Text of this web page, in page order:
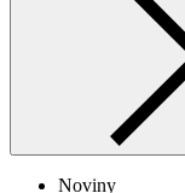
Noviny